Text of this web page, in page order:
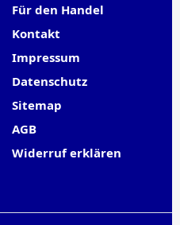
Für den Handel
Kontakt
Impressum
Datenschutz
Sitemap
AGB
Widerruf erklären